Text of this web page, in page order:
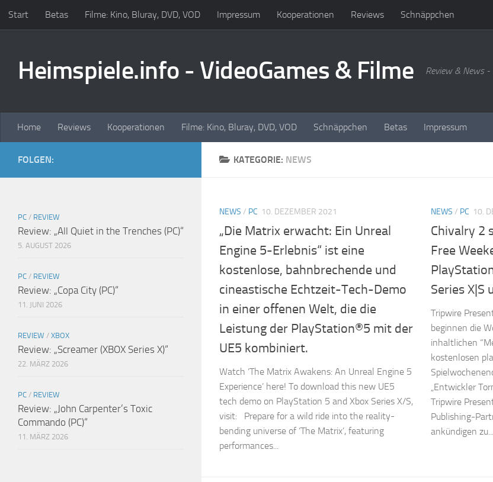
Zum Inhalt springen
Start Betas Filme: Kino, Bluray, DVD, VOD Impressum Kooperationen Reviews Schnäppchen
Heimspiele.info - VideoGames & Filme Review & News -
Home Reviews Kooperationen Filme: Kino, Bluray, DVD, VOD Schnäppchen Betas Impressum
KATEGORIE: NEWS
NEWS / PC 10. DEZEMBER 2021
„Die Matrix erwacht: Ein Unreal
Engine 5-Erlebnis“ ist eine
kostenlose, bahnbrechende und
cineastische Echtzeit-Tech-Demo
in einer offenen Welt, die die
Leistung der PlayStation®5 mit der
UE5 kombiniert.
Watch ‘The Matrix Awakens: An Unreal Engine 5
Experience’ here! To download this new UE5
tech demo on PlayStation 5 and Xbox Series X/S,
visit: Prepare for a wild ride into the reality-
bending universe of ‘The Matrix’, featuring
performances...
NEWS / PC 10.
Chivalry 2
Free
Series X|S
Tripwire
beginnen die
inhaltlichen
kostenlosen
„Entwickler
Tripwire
Publishing-
ankündigen zu...
FOLGEN:
PC / REVIEW
Review: „All Quiet in the Trenches (PC)“
5. AUGUST 2026
PC / REVIEW
Review: „Copa City (PC)“
11. JUNI 2026
REVIEW / XBOX
Review: „Screamer (XBOX Series X)“
22. MÄRZ 2026
PC / REVIEW
Review: „John Carpenter’s Toxic
Commando (PC)“
11. MÄRZ 2026